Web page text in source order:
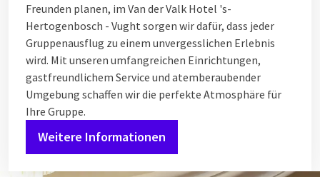
Freunden planen, im Van der Valk Hotel 's-
Hertogenbosch - Vught sorgen wir dafür, dass jeder
Gruppenausflug zu einem unvergesslichen Erlebnis
wird. Mit unseren umfangreichen Einrichtungen,
gastfreundlichem Service und atemberaubender
Umgebung schaffen wir die perfekte Atmosphäre für
Ihre Gruppe.
Weitere Informationen